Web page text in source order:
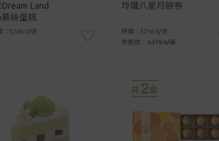
Land
絲蛋糕
：$268.0/個
玲瓏八星月餅券
特價：$216.0/張
零售價： $379.0/張